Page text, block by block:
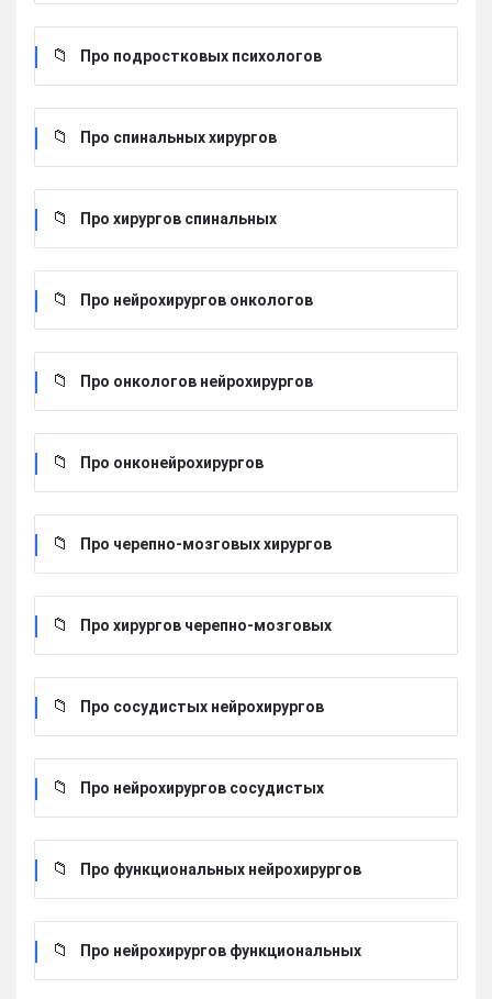
Про подростковых психологов
Про спинальных хирургов
Про хирургов cпинальных
Про нейрохирургов онкологов
Про онкологов нейрохирургов
Про онконейрохирургов
Про черепно-мозговых хирургов
Про хирургов черепно-мозговых
Про сосудистых нейрохирургов
Про нейрохирургов сосудистых
Про функциональных нейрохирургов
Про нейрохирургов функциональных